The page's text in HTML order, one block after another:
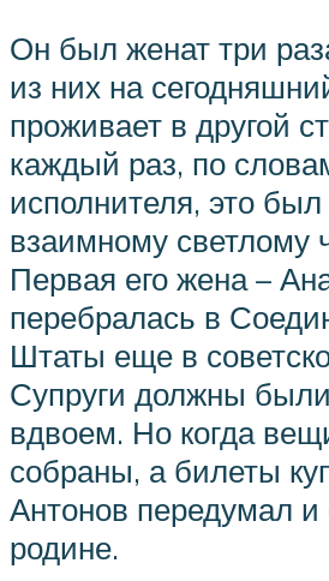
Он был женат три
из них на
проживает в другой
каждый раз, по
исполнителя, это
взаимному светлому
Первая его жена –
перебралась в
Штаты еще в
Супруги должны
вдвоем. Но когда
собраны, а билеты
Антонов передумал и
родине.